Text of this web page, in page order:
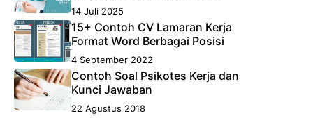
14 Juli 2025
15+ Contoh CV Lamaran Kerja
Format Word Berbagai Posisi
4 September 2022
Contoh Soal Psikotes Kerja dan
Kunci Jawaban
22 Agustus 2018